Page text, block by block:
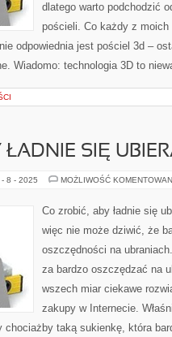
dlatego warto podchodzić
pościeli. Co każdy z
odpowiednia jest pościel 3d –
Wiadomo: technologia 3D to
ŁADNIE SIĘ
- 8 - 2025 MOŻLIWOŚĆ
Co zrobić, aby ładnie się
więc nie może dziwić, że
oszczędności na
za bardzo oszczędzać na
wszech miar ciekawe
zakupy w Internecie.
chociażby taką sukienkę, która